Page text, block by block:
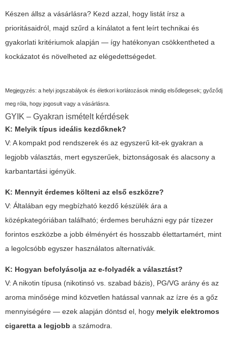
Készen állsz a vásárlásra? Kezd azzal, hogy listát írsz a
prioritásaidról, majd szűrd a kínálatot a fent leírt technikai és
gyakorlati kritériumok alapján — így hatékonyan csökkentheted a
kockázatot és növelheted az elégedettségedet.
Megjegyzés: a helyi jogszabályok és életkori korlátozások mindig elsődlegesek; győződj
meg róla, hogy jogosult vagy a vásárlásra.
GYIK – Gyakran ismételt kérdések
K: Melyik típus ideális kezdőknek?
V: A kompakt pod rendszerek és az egyszerű kit-ek gyakran a
legjobb választás, mert egyszerűek, biztonságosak és alacsony a
karbantartási igényük.
K: Mennyit érdemes költeni az első eszközre?
V: Általában egy megbízható kezdő készülék ára a
középkategóriában található; érdemes beruházni egy pár tízezer
forintos eszközbe a jobb élményért és hosszabb élettartamért, mint
a legolcsóbb egyszer használatos alternatívák.
K: Hogyan befolyásolja az e-folyadék a választást?
V: A nikotin típusa (nikotinsó vs. szabad bázis), PG/VG arány és az
aroma minősége mind közvetlen hatással vannak az ízre és a gőz
mennyiségére — ezek alapján döntsd el, hogy melyik elektromos
cigaretta a legjobb a számodra.